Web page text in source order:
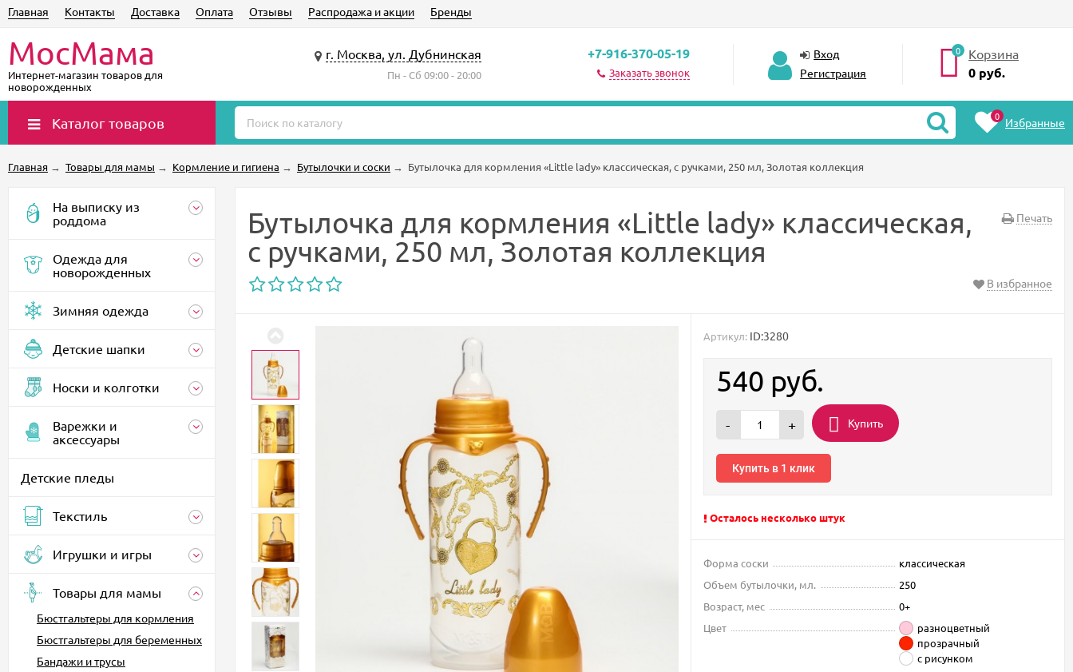
Главная Контакты Доставка Оплата Отзывы Распродажа и акции Бренды
МосМама
Интернет-магазин товаров для
новорожденных
г. Москва, ул. Дубнинская
Пн - Сб 09:00 - 20:00
+7-916-370-05-19
Заказать звонок
Вход
Регистрация
0 Корзина
0 руб.
Каталог товаров 0 Избранные
Главная → Товары для мамы → Кормление и гигиена → Бутылочки и соски → Бутылочка для кормления «Little lady» классическая, с ручками, 250 мл, Золотая коллекция
На выписку из
роддома
Одежда для
новорожденных
Зимняя одежда
Детские шапки
Носки и колготки
Варежки и
аксессуары
Детские пледы
Текстиль
Игрушки и игры
Товары для мамы
Бюстгальтеры для кормления
Бюстгальтеры для беременных
Бандажи и трусы
Печать
Бутылочка для кормления «Little lady» классическая,
с ручками, 250 мл, Золотая коллекция
В избранное
Артикул: ID:3280
540 руб.
- + Купить
Купить в 1 клик
Осталось несколько штук
Форма соски
классическая
Объем бутылочки, мл.
250
Возраст, мес
0+
Цвет
разноцветный
прозрачный
с рисунком